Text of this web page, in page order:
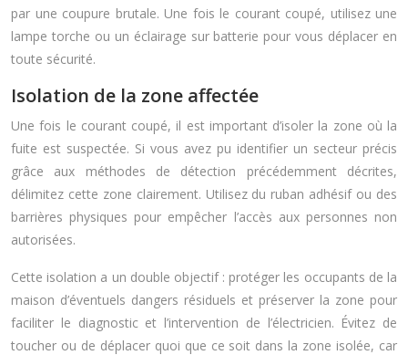
par une coupure brutale. Une fois le courant coupé, utilisez une
lampe torche ou un éclairage sur batterie pour vous déplacer en
toute sécurité.
Isolation de la zone affectée
Une fois le courant coupé, il est important d’isoler la zone où la
fuite est suspectée. Si vous avez pu identifier un secteur précis
grâce aux méthodes de détection précédemment décrites,
délimitez cette zone clairement. Utilisez du ruban adhésif ou des
barrières physiques pour empêcher l’accès aux personnes non
autorisées.
Cette isolation a un double objectif : protéger les occupants de la
maison d’éventuels dangers résiduels et préserver la zone pour
faciliter le diagnostic et l’intervention de l’électricien. Évitez de
toucher ou de déplacer quoi que ce soit dans la zone isolée, car